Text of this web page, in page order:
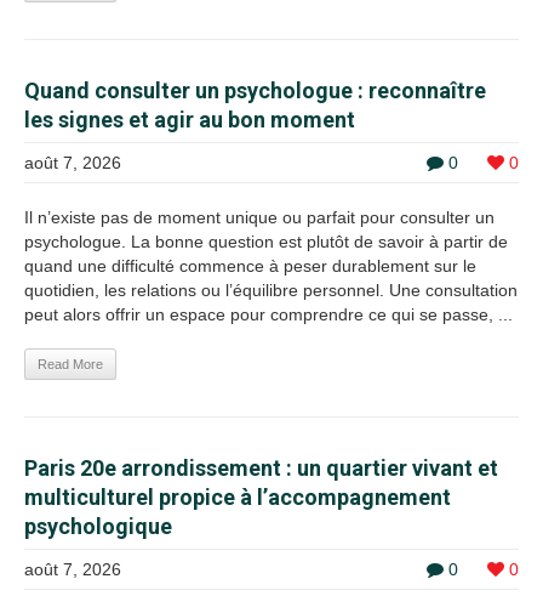
Quand consulter un psychologue : reconnaître
les signes et agir au bon moment
0 0
août 7, 2026
Il n’existe pas de moment unique ou parfait pour consulter un
psychologue. La bonne question est plutôt de savoir à partir de
quand une difficulté commence à peser durablement sur le
quotidien, les relations ou l’équilibre personnel. Une consultation
peut alors offrir un espace pour comprendre ce qui se passe, ...
Read More
Paris 20e arrondissement : un quartier vivant et
multiculturel propice à l’accompagnement
psychologique
0 0
août 7, 2026